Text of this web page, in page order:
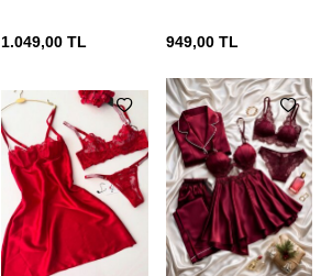
1.049,00 TL 949,00TL